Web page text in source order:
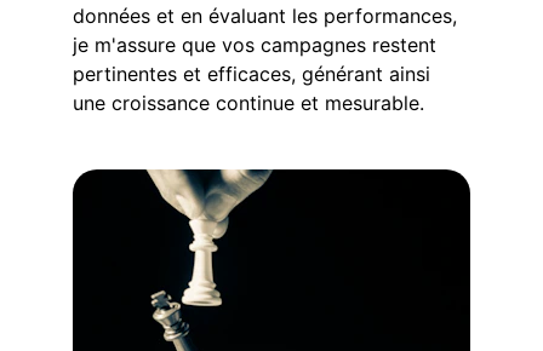
données et en évaluant les performances,
je m'assure que vos campagnes restent
pertinentes et efficaces, générant ainsi
une croissance continue et mesurable.